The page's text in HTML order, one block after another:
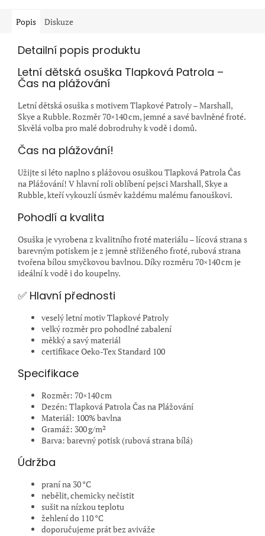
Popis Diskuze
Detailní popis produktu
Letní dětská osuška Tlapková Patrola –
Čas na plážování
Letní dětská osuška s motivem Tlapkové Patroly – Marshall,
Skye a Rubble. Rozměr 70×140 cm, jemné a savé bavlněné froté.
Skvělá volba pro malé dobrodruhy k vodě i domů.
Čas na plážování!
Užijte si léto naplno s plážovou osuškou Tlapková Patrola Čas
na Plážování! V hlavní roli oblíbení pejsci Marshall, Skye a
Rubble, kteří vykouzlí úsměv každému malému fanouškovi.
Pohodlí a kvalita
Osuška je vyrobena z kvalitního froté materiálu – lícová strana s
barevným potiskem je z jemně střiženého froté, rubová strana
tvořena bílou smyčkovou bavlnou. Díky rozměru 70×140 cm je
ideální k vodě i do koupelny.
✅ Hlavní přednosti
veselý letní motiv Tlapkové Patroly
velký rozměr pro pohodlné zabalení
měkký a savý materiál
certifikace Oeko-Tex Standard 100
Specifikace
Rozměr: 70×140 cm
Dezén: Tlapková Patrola Čas na Plážování
Materiál: 100% bavlna
Gramáž: 300 g/m²
Barva: barevný potisk (rubová strana bílá)
Údržba
praní na 30 °C
nebělit, chemicky nečistit
sušit na nízkou teplotu
žehlení do 110 °C
doporučujeme prát bez aviváže